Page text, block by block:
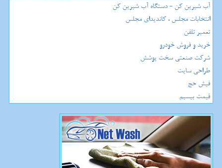
آب شیرین کن - دستگاه آب شیرین کن
انتخابات مجلس ، کاندیدای مجلس
تعمیر تلفن
خرید و فروش خودرو
شرکت صنعتی سخت پوشش
طراحی سایت
فیش حج
قیمت بیسیم